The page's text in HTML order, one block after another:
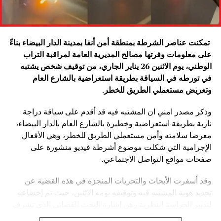
تمكنت عناصر الشرطة بمنطقة أمن أنفا بمدينة الدار البيضاء بناءً
على معلومات وفرتها مصالح المديرية العامة لمراقبة التراب
الوطني، يوم الاثنين 26 يناير الجاري، من توقيف شخص يشتبه
في تورطه في السياقة بطريقة استعراضية بالشارع العام
وتعريض مستعملي الطريق للخطر .
وذكر مصدر امني ان المشتبه فيه قد أقدم على سياقة دراجة
نارية بطريقة استعراضية وخطيرة بالشارع العام بالدار البيضاء،
معرضا سلامته وأمن مستعملي الطريق للخطر، وهي الأفعال
الإجرامية التي شكلت موضوع أشرطة فيديو منشورة على
صفحات مواقع التواصل الاجتماعي.
وقد أسفرت الأبحاث والتحريات المنجزة في هذه القضية عن
تحديد هوية المشتبه فيه وتوقيفه يومه الاثنين، حيث تم إخضاعه
عليه النيابة العامة المختصة، وذلك للكشف عن جميع ظروف